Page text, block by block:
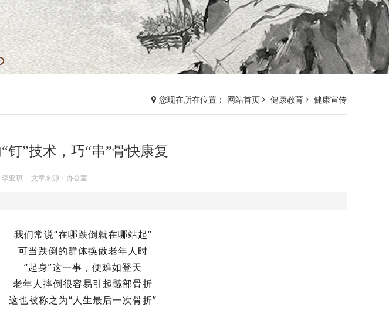
您现在所在位置： 网站首页 健康教育 健康宣传
”技术，巧“串”骨快康复
亚琪 文章来源：办公室
我们常说“在哪跌倒就在哪站起”
可当跌倒的群体换做老年人时
“起身”这一事，便难如登天
老年人摔倒很容易引起髋部骨折
这也被称之为“人生最后一次骨折”